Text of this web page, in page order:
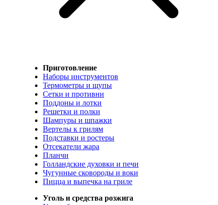
Приготовление
Наборы инструментов
Термометры и щупы
Сетки и противни
Поддоны и лотки
Решетки и полки
Шампуры и шпажки
Вертелы к грилям
Подставки и ростеры
Отсекатели жара
Планчи
Голландские духовки и печи
Чугунные сковороды и воки
Пицца и выпечка на гриле
Уголь и средства розжига